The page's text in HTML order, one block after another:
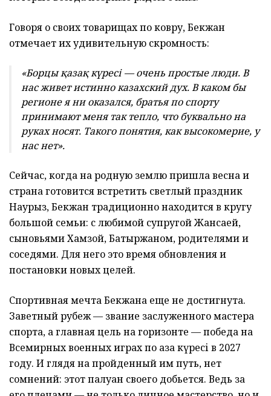
Говоря о своих товарищах по ковру, Бекжан
отмечает их удивительную скромность:
«Борцы қазақ күресі — очень простые люди. В
нас живет истинно казахский дух. В каком бы
регионе я ни оказался, братья по спорту
принимают меня так тепло, что буквально на
руках носят. Такого понятия, как высокомерие, у
нас нет».
Сейчас, когда на родную землю пришла весна и
страна готовится встретить светлый праздник
Наурыз, Бекжан традиционно находится в кругу
большой семьи: с любимой супругой Жансаей,
сыновьями Хамзой, Батыржаном, родителями и
соседями. Для него это время обновления и
постановки новых целей.
Спортивная мечта Бекжана еще не достигнута.
Заветный рубеж — звание заслуженного мастера
спорта, а главная цель на горизонте — победа на
Всемирных военных играх по қазақ күресі в 2027
году. И глядя на пройденный им путь, нет
сомнений: этот палуан своего добьется. Ведь за